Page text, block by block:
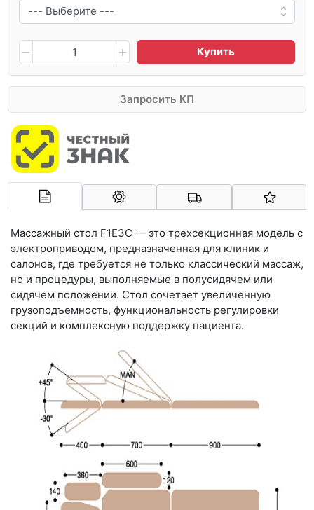
Купить
Запросить КП
Арконт-Мед
Массажный стол F1E3C — это трехсекционная модель с
электроприводом, предназначенная для клиник и
салонов, где требуется не только классический массаж,
но и процедуры, выполняемые в полусидячем или
сидячем положении. Стол сочетает увеличенную
грузоподъемность, функциональность регулировки
секций и комплексную поддержку пациента.